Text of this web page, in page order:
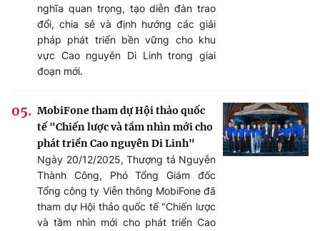
nghĩa quan trọng, tạo diễn đàn trao
đổi, chia sẻ và định hướng các giải
pháp phát triển bền vững cho khu
vực Cao nguyên Di Linh trong giai
đoạn mới.
MobiFone tham dự Hội thảo quốc
tế "Chiến lược và tầm nhìn mới cho
phát triển Cao nguyên Di Linh"
Ngày 20/12/2025, Thượng tá Nguyễn
Thành Công, Phó Tổng Giám đốc
Tổng công ty Viễn thông MobiFone đã
tham dự Hội thảo quốc tế "Chiến lược
và tầm nhìn mới cho phát triển Cao